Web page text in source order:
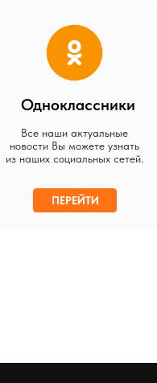
Одноклассники
Все наши актуальные
новости Вы можете узнать
из наших социальных сетей.
ПЕРЕЙТИ